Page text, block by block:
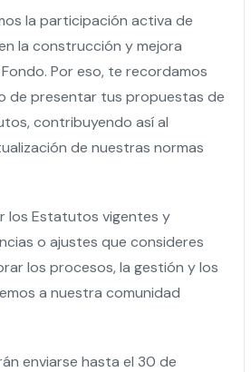
la participación activa de
la construcción y mejora
Por eso, te recordamos
de presentar tus propuestas de
contribuyendo así al
de nuestras normas
los Estatutos vigentes y
o ajustes que consideres
los procesos, la gestión y los
a nuestra comunidad
enviarse hasta el 30 de